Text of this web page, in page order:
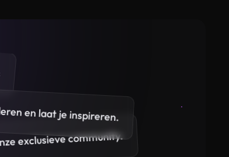
en laat je inspireren.
exclusieve community.